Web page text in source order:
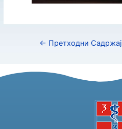
← Претходни Садржај